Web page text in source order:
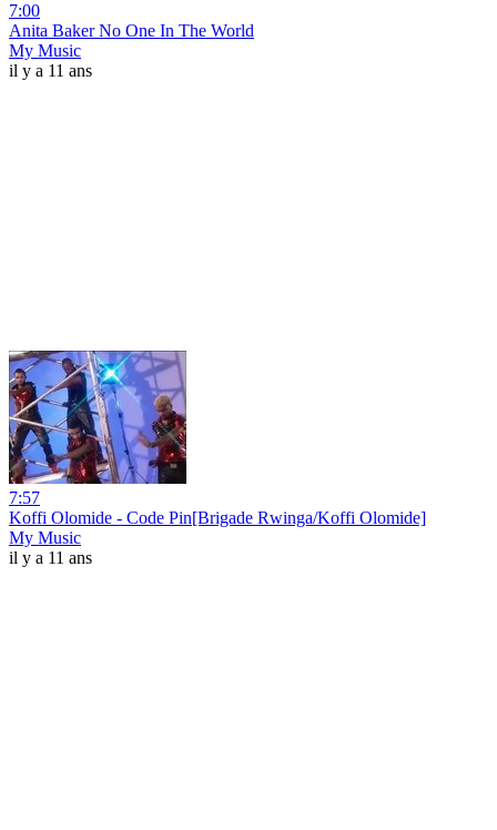
7:00
Anita Baker No One In The World
My Music
il y a 11 ans
7:57
Koffi Olomide - Code Pin[Brigade Rwinga/Koffi Olomide]
My Music
il y a 11 ans